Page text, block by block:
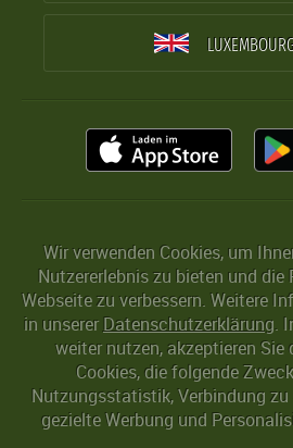
Wir verwenden Cookies, um
Nutzererlebnis zu bieten und die
Webseite zu verbessern. Weitere
in unserer Datenschutzerklärung.
weiter nutzen, akzeptieren Sie
Cookies, die folgende
Nutzungsstatistik, Verbindung
gezielte Werbung und